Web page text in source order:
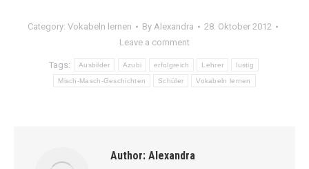
Category: Vokabeln lernen By Alexandra
28. Oktober 2012
Leave a comment
Tags: Ausbilder Azubi erfolgreich Lehrer lustig
Misch-Masch-Geschichten Schüler Vokabeln lernen
Author: Alexandra